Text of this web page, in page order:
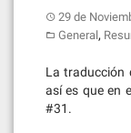
29 de
General,
La traducción
así es que en
#31.